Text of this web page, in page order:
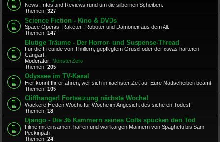
News, Infos und Reviews rund um die silbernen Scheiben.
Themen: 327
Science Fiction - Kino & DVDs
Space Operas, Raketen, Roboter und Dämonen aus dem All.
Themen: 147
Blutige Träume - Der Horror- und Suspense-Thread
Für die Freunde von Thrillern, gepflegtem Grusel oder der etwas härteren
Gangart.
Moderator: MonsterZero
Themen: 205
Odyssee im TV-Kanal
Hier könnt Ihr erfahren, wer sich in nächster Zeit auf Eure Mattscheiben beamt!
Themen: 105
Cliffhanger! Fortsetzung nächste Woche!
Wackere Helden Woche für Woche im Angesicht des sicheren Todes!
Themen: 18
Django - Die 36 Kammern seines Colts spucken den Tod
Filme mit einsamen, harten und wortkargen Männern von Spaghetti bis Sam
Peckinpah
Themen: 24